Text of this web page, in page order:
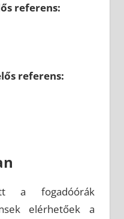
referens:
referens:
a fogadóórák
elérhetőek a